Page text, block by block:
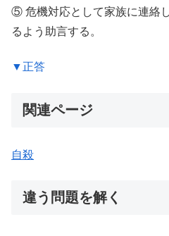
⑤ 危機対応として家族に連絡
るよう助言する。
▼正答
関連ページ
自殺
違う問題を解く